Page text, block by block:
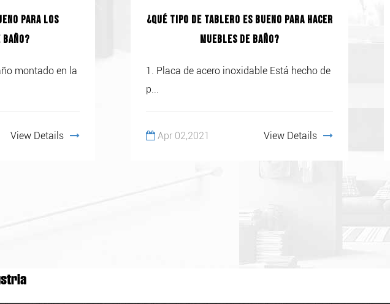
para los
montado en la
View Details
¿Qué tipo de tablero es bueno para hacer
muebles de baño?
1. Placa de acero inoxidable Está hecho de
p...
Apr 02,2021 View Details